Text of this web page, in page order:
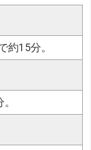
約15分。